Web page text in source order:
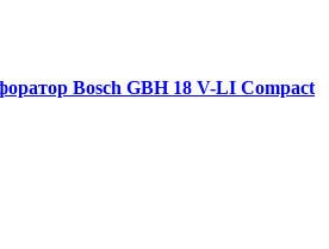
Bosch GBH 18 V-LI Compact